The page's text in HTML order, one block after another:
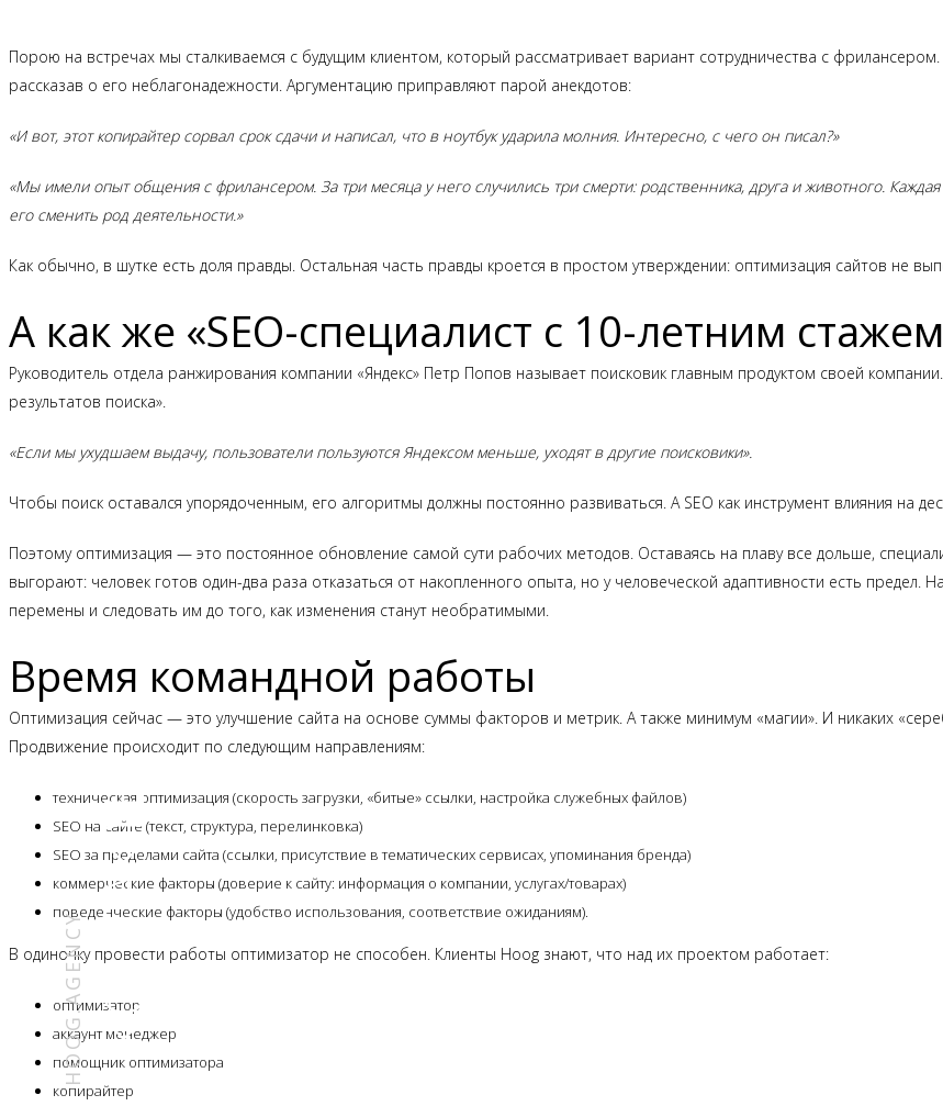
Порою на встречах мы сталкиваемся с будущим клиентом, который рассматривает вариант сотрудничества с фрилансером.
рассказав о его неблагонадежности. Аргументацию приправляют парой анекдотов:
«И вот, этот копирайтер сорвал срок сдачи и написал, что в ноутбук ударила молния. Интересно, с чего он писал?»
«Мы имели опыт общения с фрилансером. За три месяца у него случились три смерти: родственника, друга и животного.
его сменить род деятельности.»
Как обычно, в шутке есть доля правды. Остальная часть правды кроется в простом утверждении: оптимизация сайтов не
А как же «SEO-специалист с 10-летним
Руководитель отдела ранжирования компании «Яндекс» Петр Попов называет поисковик главным продуктом своей
результатов поиска».
«Если мы ухудшаем выдачу, пользователи пользуются Яндексом меньше, уходят в другие поисковики».
Чтобы поиск оставался упорядоченным, его алгоритмы должны постоянно развиваться. А SEO как инструмент влияния на
Поэтому оптимизация — это постоянное обновление самой сути рабочих методов. Оставаясь на плаву все дольше,
выгорают: человек готов один-два раза отказаться от накопленного опыта, но у человеческой адаптивности есть предел.
перемены и следовать им до того, как изменения станут необратимыми.
Время командной работы
Оптимизация сейчас — это улучшение сайта на основе суммы факторов и метрик. А также минимум «магии». И никаких
Продвижение происходит по следующим направлениям:
техническая оптимизация (скорость загрузки, «битые» ссылки, настройка служебных файлов)
SEO на сайте (текст, структура, перелинковка)
SEO за пределами сайта (ссылки, присутствие в тематических сервисах, упоминания бренда)
коммерческие факторы (доверие к сайту: информация о компании, услугах/товарах)
поведенческие факторы (удобство использования, соответствие ожиданиям).
В одиночку провести работы оптимизатор не способен. Клиенты Hoog знают, что над их проектом работает:
оптимизатор
аккаунт менеджер
помощник оптимизатора
копирайтер
HOOG.AGENCYКОНТАКТЫ